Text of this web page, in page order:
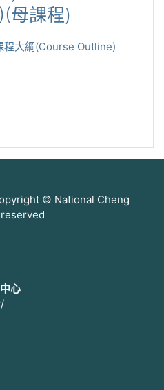
母課程)
程大綱(Course Outline)
© National Cheng
心